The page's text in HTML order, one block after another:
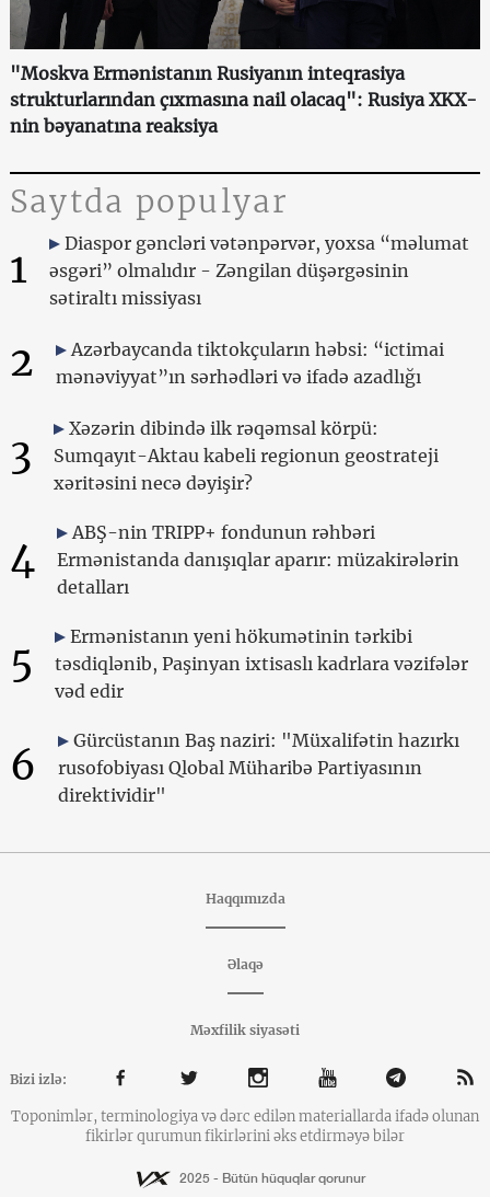
"Moskva Ermənistanın Rusiyanın inteqrasiya
strukturlarından çıxmasına nail olacaq": Rusiya XKX-
nin bəyanatına reaksiya
Saytda populyar
1
Diaspor gəncləri vətənpərvər, yoxsa “məlumat
əsgəri” olmalıdır - Zəngilan düşərgəsinin
sətiraltı missiyası
2
Azərbaycanda tiktokçuların həbsi: “ictimai
mənəviyyat”ın sərhədləri və ifadə azadlığı
3
Xəzərin dibində ilk rəqəmsal körpü:
Sumqayıt-Aktau kabeli regionun geostrateji
xəritəsini necə dəyişir?
4
ABŞ-nin TRIPP+ fondunun rəhbəri
Ermənistanda danışıqlar aparır: müzakirələrin
detalları
5
Ermənistanın yeni hökumətinin tərkibi
təsdiqlənib, Paşinyan ixtisaslı kadrlara vəzifələr
vəd edir
6
Gürcüstanın Baş naziri: "Müxalifətin hazırkı
rusofobiyası Qlobal Müharibə Partiyasının
direktividir"
Haqqımızda
Əlaqə
Məxfilik siyasəti
Bizi izlə:
Toponimlər, terminologiya və dərc edilən materiallarda ifadə olunan
fikirlər qurumun fikirlərini əks etdirməyə bilər
2025 - Bütün hüquqlar qorunur